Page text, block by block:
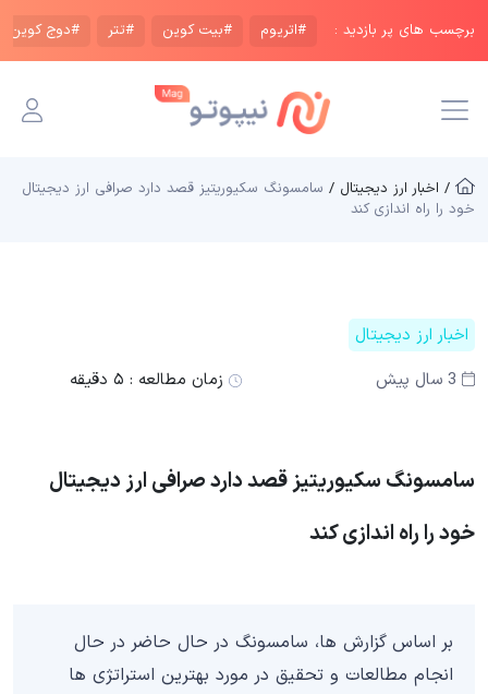
برچسب های پر بازدید : #اتریوم #بیت کوین #تتر #دوج کوین
/ اخبار ارز دیجیتال / سامسونگ سکیوریتیز قصد دارد صرافی ارز دیجیتال
خود را راه اندازی کند
اخبار ارز دیجیتال
3 سال پیش
زمان مطالعه : ۵ دقیقه
سامسونگ سکیوریتیز قصد دارد صرافی ارز دیجیتال
خود را راه اندازی کند
بر اساس گزارش ها، سامسونگ در حال حاضر در حال
انجام مطالعات و تحقیق در مورد بهترین استراتژی ها